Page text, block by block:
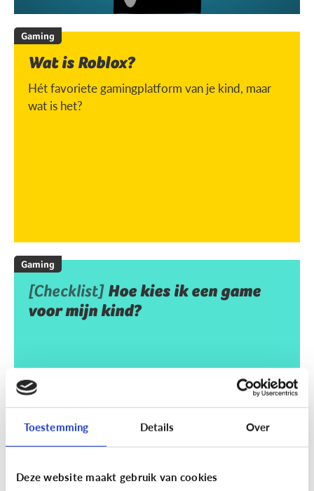
Toestemming Details Over
Deze website maakt gebruik van cookies
Gaming
Wat is Roblox?
Hét favoriete gamingplatform van je kind, maar
wat is het?
Gaming
[Checklist] Hoe kies ik een game
voor mijn kind?